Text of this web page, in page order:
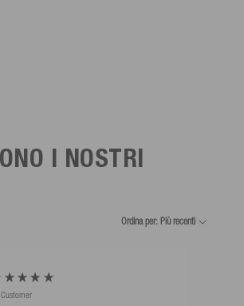
I NOSTRI
Ordina per: Più recenti